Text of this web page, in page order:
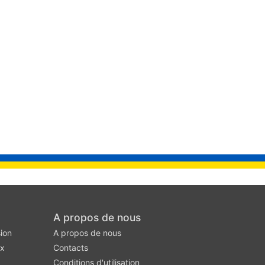
A propos de nous
A propos de nous
Contacts
Conditions d'utilisation